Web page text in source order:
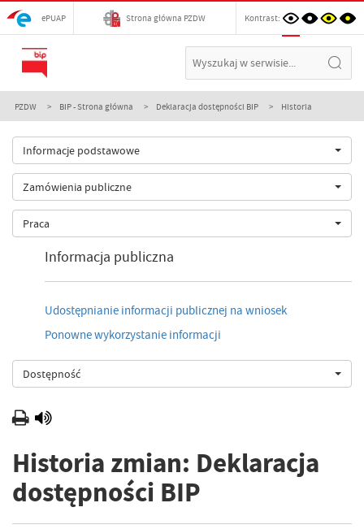
ePUAP Strona główna PZDW Kontrast:
PZDW BIP - Strona główna Deklaracja dostępności BIP Historia
Informacje podstawowe
Zamówienia publiczne
Praca
Informacja publiczna
Udostępnianie informacji publicznej na wniosek
Ponowne wykorzystanie informacji
Dostępność
Historia zmian: Deklaracja
dostępności BIP